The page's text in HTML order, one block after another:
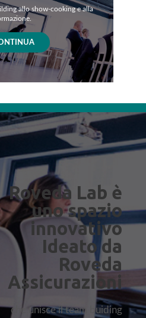
allo show-cooking e alla
Roveda Lab è
uno spazio
innovativo
Ideato da
Roveda
Assicurazioni
che unisce il team buiding